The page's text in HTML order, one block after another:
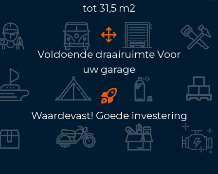
tot 31,5 m2
Voldoende draairuimte Voor
uw garage
Waardevast! Goede investering